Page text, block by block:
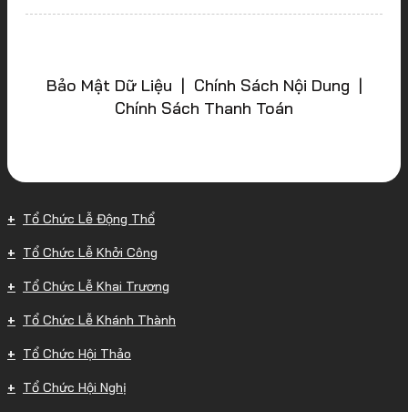
Bảo Mật Dữ Liệu | Chính Sách Nội Dung |
Chính Sách Thanh Toán
Tổ Chức Lễ Động Thổ
Tổ Chức Lễ Khởi Công
Tổ Chức Lễ Khai Trương
Tổ Chức Lễ Khánh Thành
Tổ Chức Hội Thảo
Tổ Chức Hội Nghị